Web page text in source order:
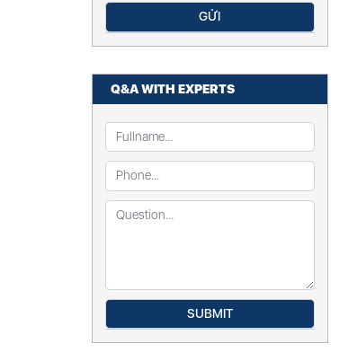
Q&A WITH EXPERTS